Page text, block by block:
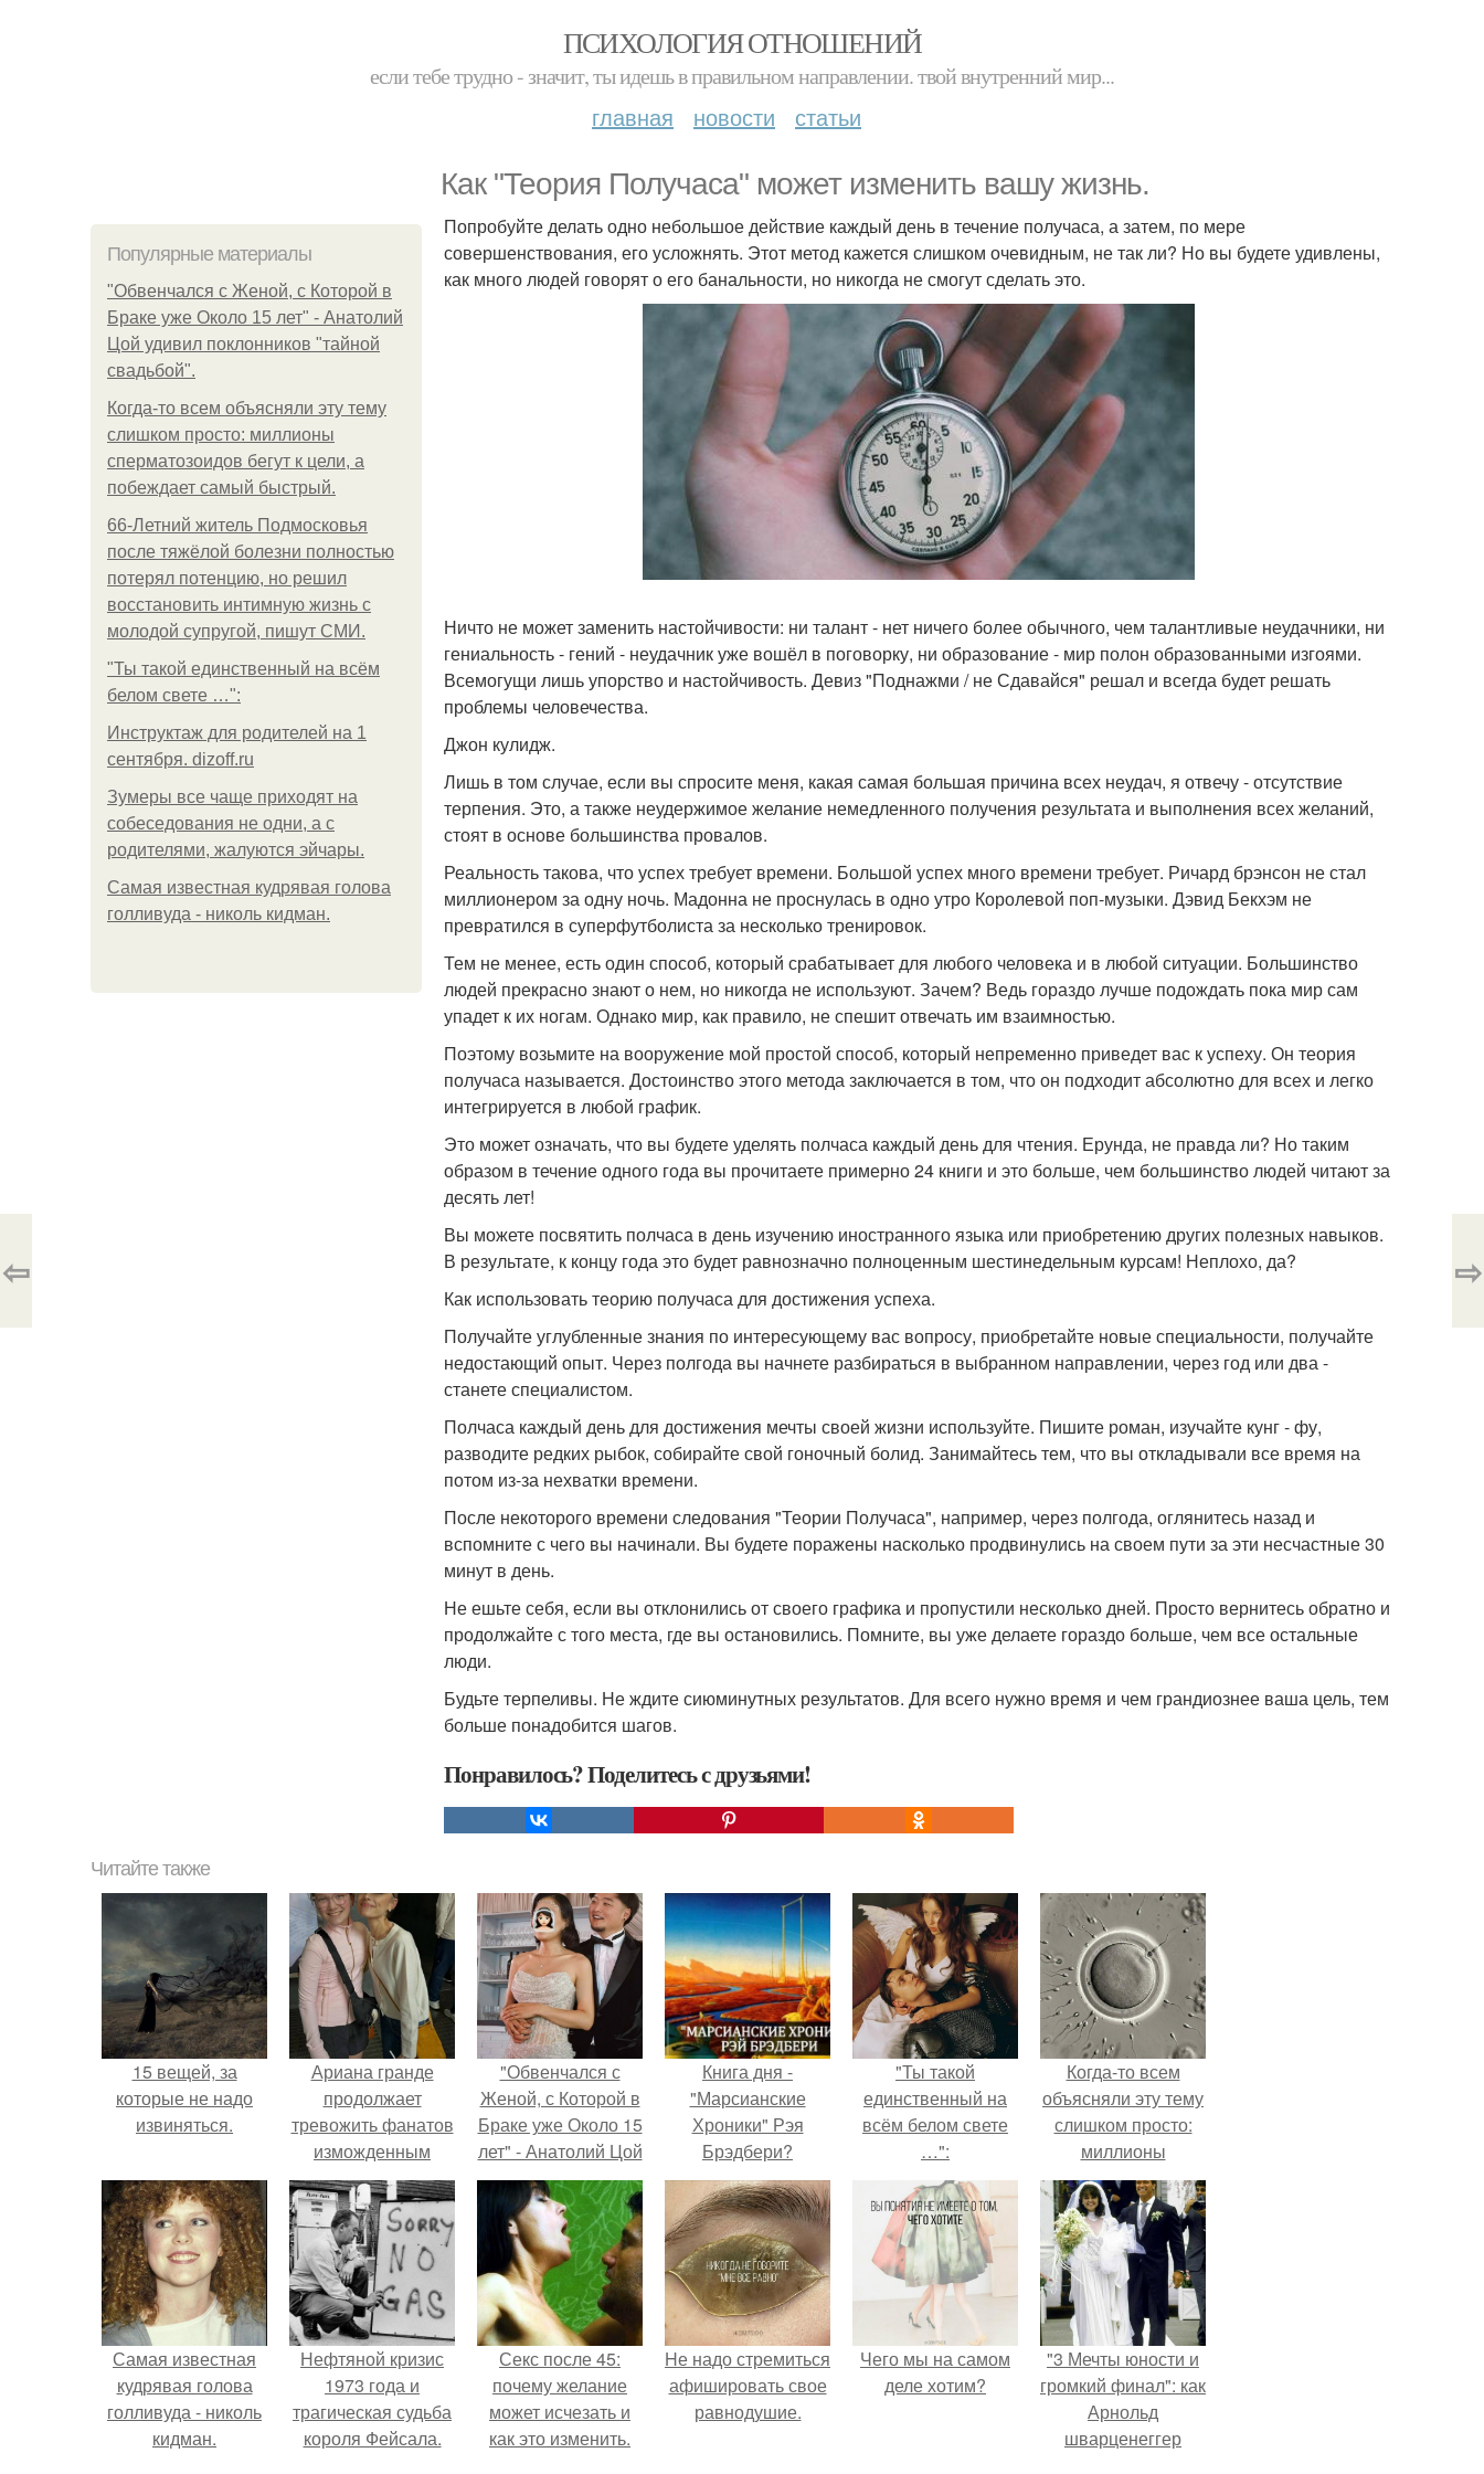
ПСИХОЛОГИЯ ОТНОШЕНИЙ
если тебе трудно - значит, ты идешь в правильном направлении. твой внутренний мир...
главная новости статьи
Как "Теория Получаса" может изменить вашу жизнь.
Популярные материалы
"Обвенчался с Женой, с Которой в
Браке уже Около 15 лет" - Анатолий
Цой удивил поклонников "тайной
свадьбой".
Когда-то всем объясняли эту тему
слишком просто: миллионы
сперматозоидов бегут к цели, а
побеждает самый быстрый.
66-Летний житель Подмосковья
после тяжёлой болезни полностью
потерял потенцию, но решил
восстановить интимную жизнь с
молодой супругой, пишут СМИ.
"Ты такой единственный на всём
белом свете …":
Инструктаж для родителей на 1
сентября. dizoff.ru
Зумеры все чаще приходят на
собеседования не одни, а с
родителями, жалуются эйчары.
Самая известная кудрявая голова
голливуда - николь кидман.
Попробуйте делать одно небольшое действие каждый день в течение получаса, а затем, по мере
совершенствования, его усложнять. Этот метод кажется слишком очевидным, не так ли? Но вы будете удивлены,
как много людей говорят о его банальности, но никогда не смогут сделать это.
Ничто не может заменить настойчивости: ни талант - нет ничего более обычного, чем талантливые неудачники, ни
гениальность - гений - неудачник уже вошёл в поговорку, ни образование - мир полон образованными изгоями.
Всемогущи лишь упорство и настойчивость. Девиз "Поднажми / не Сдавайся" решал и всегда будет решать
проблемы человечества.
Джон кулидж.
Лишь в том случае, если вы спросите меня, какая самая большая причина всех неудач, я отвечу - отсутствие
терпения. Это, а также неудержимое желание немедленного получения результата и выполнения всех желаний,
стоят в основе большинства провалов.
Реальность такова, что успех требует времени. Большой успех много времени требует. Ричард брэнсон не стал
миллионером за одну ночь. Мадонна не проснулась в одно утро Королевой поп-музыки. Дэвид Бекхэм не
превратился в суперфутболиста за несколько тренировок.
Тем не менее, есть один способ, который срабатывает для любого человека и в любой ситуации. Большинство
людей прекрасно знают о нем, но никогда не используют. Зачем? Ведь гораздо лучше подождать пока мир сам
упадет к их ногам. Однако мир, как правило, не спешит отвечать им взаимностью.
Поэтому возьмите на вооружение мой простой способ, который непременно приведет вас к успеху. Он теория
получаса называется. Достоинство этого метода заключается в том, что он подходит абсолютно для всех и легко
интегрируется в любой график.
Это может означать, что вы будете уделять полчаса каждый день для чтения. Ерунда, не правда ли? Но таким
образом в течение одного года вы прочитаете примерно 24 книги и это больше, чем большинство людей читают за
десять лет!
Вы можете посвятить полчаса в день изучению иностранного языка или приобретению других полезных навыков.
В результате, к концу года это будет равнозначно полноценным шестинедельным курсам! Неплохо, да?
Как использовать теорию получаса для достижения успеха.
Получайте углубленные знания по интересующему вас вопросу, приобретайте новые специальности, получайте
недостающий опыт. Через полгода вы начнете разбираться в выбранном направлении, через год или два -
станете специалистом.
Полчаса каждый день для достижения мечты своей жизни используйте. Пишите роман, изучайте кунг - фу,
разводите редких рыбок, собирайте свой гоночный болид. Занимайтесь тем, что вы откладывали все время на
потом из-за нехватки времени.
После некоторого времени следования "Теории Получаса", например, через полгода, оглянитесь назад и
вспомните с чего вы начинали. Вы будете поражены насколько продвинулись на своем пути за эти несчастные 30
минут в день.
Не ешьте себя, если вы отклонились от своего графика и пропустили несколько дней. Просто вернитесь обратно и
продолжайте с того места, где вы остановились. Помните, вы уже делаете гораздо больше, чем все остальные
люди.
Будьте терпеливы. Не ждите сиюминутных результатов. Для всего нужно время и чем грандиознее ваша цель, тем
больше понадобится шагов.
Понравилось? Поделитесь с друзьями!
⇦ ⇨
Читайте также
15 вещей, за
которые не надо
извиняться.
Ариана гранде
продолжает
тревожить фанатов
изможденным
Видом.
"Обвенчался с
Женой, с Которой в
Браке уже Около 15
лет" - Анатолий Цой
удивил
поклонников
"тайной свадьбой".
Книга дня -
"Марсианские
Хроники" Рэя
Брэдбери?
"Ты такой
единственный на
всём белом свете
…":
Когда-то всем
объясняли эту тему
слишком просто:
миллионы
сперматозоидов
бегут к цели, а
побеждает самый
быстрый.
Самая известная
кудрявая голова
голливуда - николь
кидман.
Нефтяной кризис
1973 года и
трагическая судьба
короля Фейсала.
Секс после 45:
почему желание
может исчезать и
как это изменить.
Hе надо стремиться
афишировать свое
равнодушие.
Чего мы на самом
деле хотим?
"3 Мечты юности и
громкий финал": как
Арнольд
шварценеггер